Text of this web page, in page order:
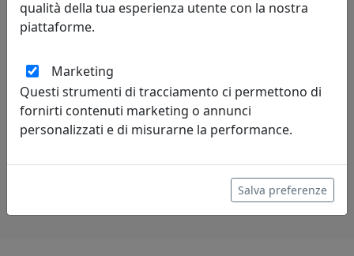
0PF3286C18
Arti e Mestieri
55,10 €
qualità della tua esperienza utente con la nostra
piattaforme.
Marketing
Questi strumenti di tracciamento ci permettono di
fornirti contenuti marketing o annunci
personalizzati e di misurarne la performance.
Salva preferenze